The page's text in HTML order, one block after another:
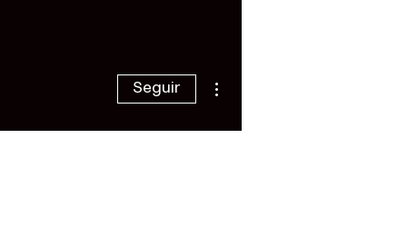
Seguir